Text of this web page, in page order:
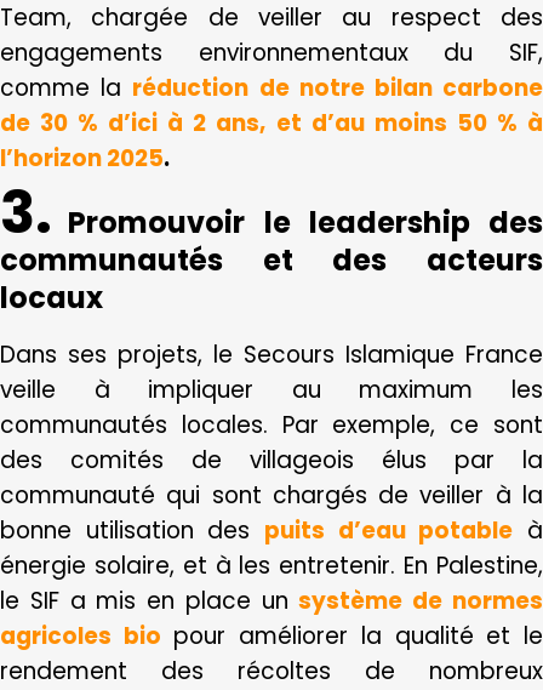
Team, chargée de veiller au respect des
engagements environnementaux du SIF,
comme la réduction de notre bilan carbone
de 30 % d’ici à 2 ans, et d’au moins 50 % à
l’horizon 2025.
3. Promouvoir le leadership des
communautés et des acteurs
locaux
Dans ses projets, le Secours Islamique France
veille à impliquer au maximum les
communautés locales. Par exemple, ce sont
des comités de villageois élus par la
communauté qui sont chargés de veiller à la
bonne utilisation des puits d’eau potable à
énergie solaire, et à les entretenir. En Palestine,
le SIF a mis en place unsystème de normes
agricoles bio pour améliorer la qualité et le
rendement des récoltes de nombreux